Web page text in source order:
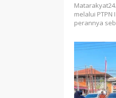
melalui
perannya